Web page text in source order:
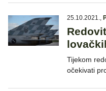
25.10.2021.,
Tijekom
očekivati